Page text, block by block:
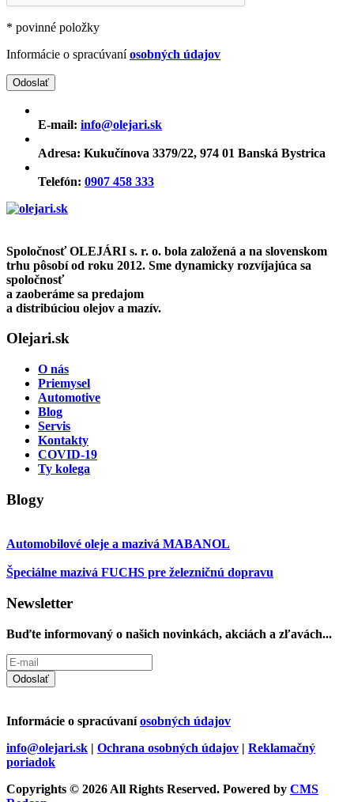
* povinné položky
Informácie o spracúvaníosobných údajov
E-mail: info@olejari.sk
Adresa: Kukučínova 3379/22, 974 01 Banská Bystrica
Telefón: 0907 458 333
Spoločnosť OLEJÁRI s. r. o. bola založená a na slovenskom
trhu pôsobí od roku 2012. Sme dynamicky rozvíjajúca sa
spoločnosť
a zaoberáme sa predajom
a distribúciou olejov a mazív.
Olejari.sk
O nás
Priemysel
Automotive
Blog
Servis
Kontakty
COVID-19
Ty kolega
Blogy
Automobilové oleje a mazivá MABANOL
Špeciálne mazivá FUCHS pre železničnú dopravu
Newsletter
Buďte informovaný o našich novinkách, akciách a zľavách...
Odoslať
Informácie o spracúvaníosobných údajov
info@olejari.sk | Ochrana osobných údajov | Reklamačný
poriadok
Copyrights © 2026 All Rights Reserved. Powered by CMS